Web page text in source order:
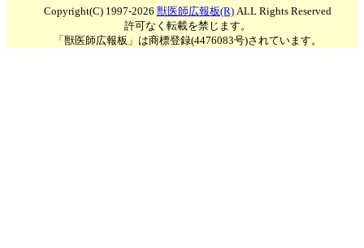
Copyright(C) 1997-2026 獣医師広報板(R)ALL Rights Reserved
許可なく転載を禁じます。
「獣医師広報板」は商標登録(4476083号)されています。